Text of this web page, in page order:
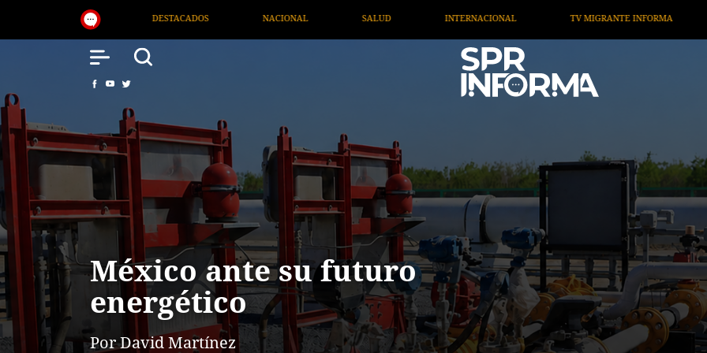
NACIONAL SALUD INTERNACIONAL TV MIGRANTE INFORMA OPINIÓN ARTÍCULOS
México ante su futuro
energético
Por David Martínez